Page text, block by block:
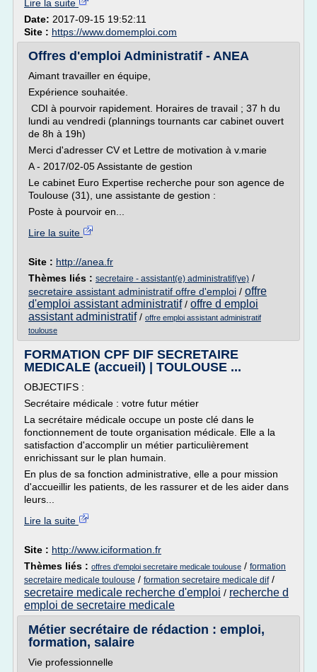
Lire la suite
Date: 2017-09-15 19:52:11
Site : https://www.domemploi.com
Offres d'emploi Administratif - ANEA
Aimant travailler en équipe,
Expérience souhaitée.
CDI à pourvoir rapidement. Horaires de travail ; 37 h du
lundi au vendredi (plannings tournants car cabinet ouvert
de 8h à 19h)
Merci d'adresser CV et Lettre de motivation à v.marie
A - 2017/02-05 Assistante de gestion
Le cabinet Euro Expertise recherche pour son agence de
Toulouse (31), une assistante de gestion :
Poste à pourvoir en...
Lire la suite
Site : http://anea.fr
Thèmes liés : secretaire - assistant(e) administratif(ve) /
secretaire assistant administratif offre d'emploi / offre
d'emploi assistant administratif/ offre d emploi
assistant administratif/ offre emploi assistant administratif
toulouse
FORMATION CPF DIF SECRETAIRE
MEDICALE (accueil) | TOULOUSE ...
OBJECTIFS :
Secrétaire médicale : votre futur métier
La secrétaire médicale occupe un poste clé dans le
fonctionnement de toute organisation médicale. Elle a la
satisfaction d'accomplir un métier particulièrement
enrichissant sur le plan humain.
En plus de sa fonction administrative, elle a pour mission
d'accueillir les patients, de les rassurer et de les aider dans
leurs...
Lire la suite
Site : http://www.iciformation.fr
Thèmes liés : offres d'emploi secretaire medicale toulouse / formation
secretaire medicale toulouse / formation secretaire medicale dif/
secretaire medicale recherche d'emploi / recherche d
emploi de secretaire medicale
Métier secrétaire de rédaction : emploi,
formation, salaire
Vie professionnelle